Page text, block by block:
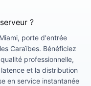
?
porte d'entrée
Caraïbes. Bénéficiez
professionnelle,
et la distribution
en service instantanée